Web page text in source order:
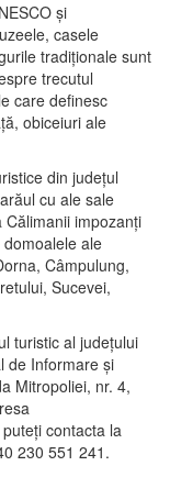
şi
casele
tradiţionale sunt
trecutul
care definesc
obiceiuri ale
din judeţul
cu ale sale
impozanţi
ale
Câmpulung,
Sucevei,
turistic al judeţului
de Informare şi
Mitropoliei, nr. 4,
contacta la
230 551 241.